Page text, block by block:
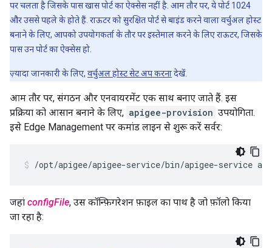
पर चलता है जिसके पास खास पोर्ट का ऐक्सेस नहीं है. आम तौर पर, ये पोर्ट 1024
और उससे पहले के होते हैं. राऊटर को सुरक्षित पोर्ट से बाइंड करने वाला वर्चुअल होस्ट
बनाने के लिए, आपको उपयोगकर्ता के तौर पर इस्तेमाल करने के लिए राऊटर, जिसके
पास उन पोर्ट का ऐक्सेस हो.
ज़्यादा जानकारी के लिए, वर्चुअल होस्ट सेट अप करनादेखें.
आम तौर पर, संगठन और एनवायरमेंट एक साथ बनाए जाते हैं. इस
प्रक्रिया को आसान बनाने के लिए, apigee-provision उपयोगिता.
इसे Edge Management पर कमांड लाइन से शुरू करें सर्वर:
/opt/apigee/apigee-service/bin/apigee-service
जहां configFile, उस कॉन्फ़िगरेशन फ़ाइल का पाथ है जो फ़ॉलो किया
जा रहा है: